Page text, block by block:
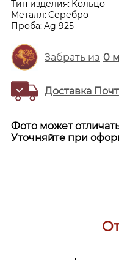
Тип изделия: Кольцо
Металл:Серебро
Проба:Ag 925
Забрать из 0
Доставка
Фото может
Уточняйте при